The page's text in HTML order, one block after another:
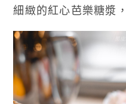
細緻的紅心芭樂糖漿